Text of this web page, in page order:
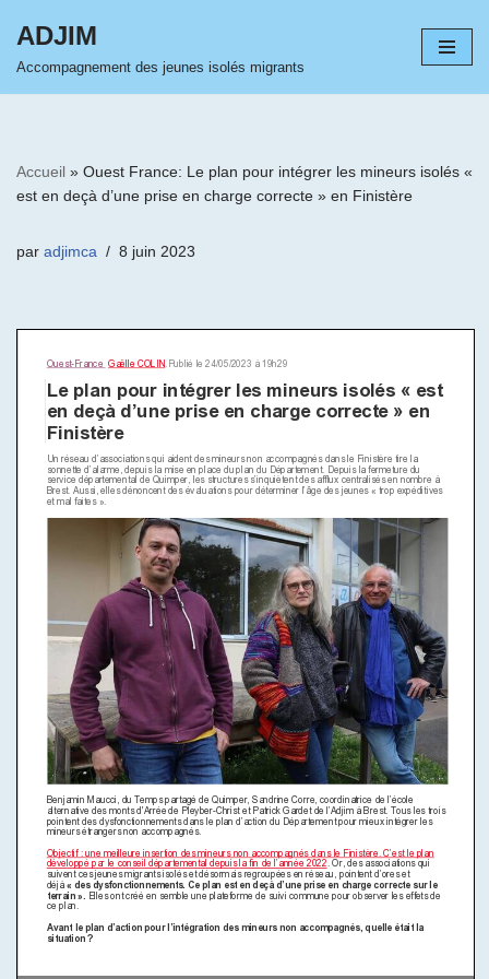
Aller
ADJIM
Accompagnement des jeunes isolés migrants
Accueil » Ouest France: Le plan pour intégrer les mineurs isolés «
est en deçà d’une prise en charge correcte » en Finistère
par adjimca 8 juin 2023